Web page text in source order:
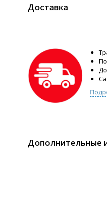
Доставка
Дополнительные